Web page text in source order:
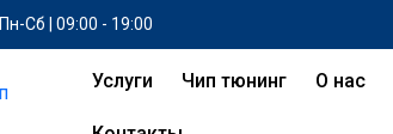
Пн-Сб | 09:00 - 19:00
Услуги Чип тюнинг О нас